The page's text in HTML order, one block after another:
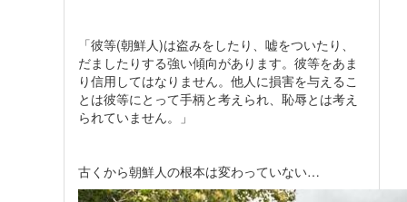
「彼等(朝鮮人)は盗みをしたり、嘘をついたり、
だましたりする強い傾向があります。彼等をあま
り信用してはなりません。他人に損害を与えるこ
とは彼等にとって手柄と考えられ、恥辱とは考え
られていません。」
古くから朝鮮人の根本は変わっていない…